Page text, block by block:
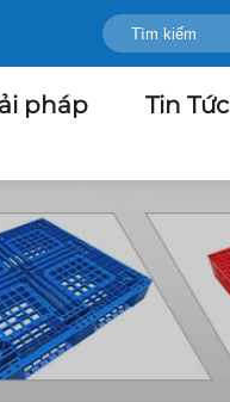
pháp
Tin Tức